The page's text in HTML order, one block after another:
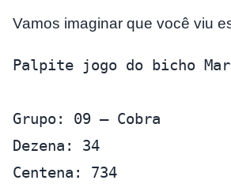
Vamos imaginar que você viu
Palpite jogo do bicho
Grupo: 09 – Cobra
Dezena: 34
Centena: 734